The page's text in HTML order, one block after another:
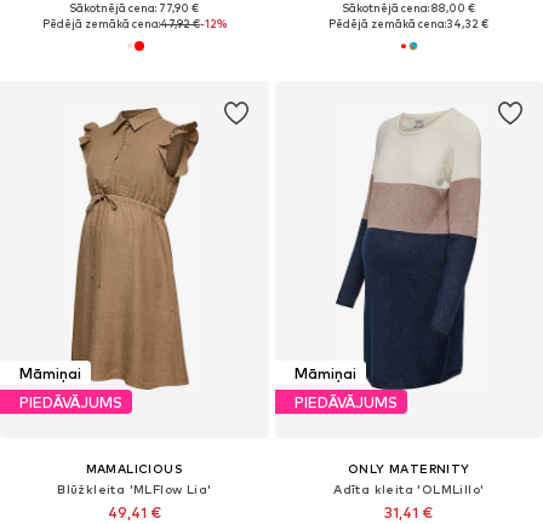
Sākotnējā cena: 77,90 €
Pēdējā zemākā cena:47,92 €-12%
Sākotnējā cena: 88,00 €
Pēdējā zemākā cena:34,32 €
Māmiņai
PIEDĀVĀJUMS
MAMALICIOUS
Blūžkleita 'MLFlow Lia'
49,41 €
Māmiņai
PIEDĀVĀJUMS
ONLY MATERNITY
Adīta kleita 'OLMLillo'
31,41 €